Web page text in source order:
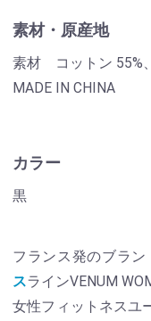
素材・原産地
素材 コットン 55%
MADE IN CHINA
カラー
黒
フランス発のブラン
スラインVENUM
女性フィットネスユ